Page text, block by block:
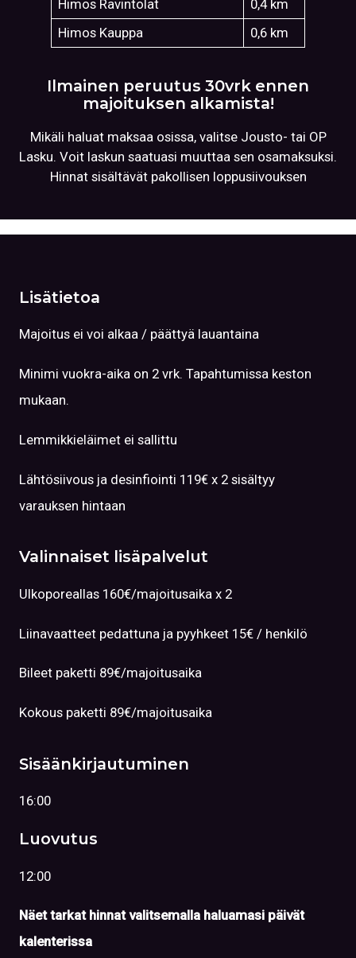
Himos Ravintolat
0,4 km
Himos Kauppa
0,6 km
Ilmainen peruutus 30vrk ennen
majoituksen alkamista!
Mikäli haluat maksaa osissa, valitse Jousto- tai OP
Lasku. Voit laskun saatuasi muuttaa sen osamaksuksi.
Hinnat sisältävät pakollisen loppusiivouksen
Lisätietoa
Majoitus ei voi alkaa / päättyä lauantaina
Minimi vuokra-aika on 2 vrk. Tapahtumissa keston
mukaan.
Lemmikkieläimet ei sallittu
Lähtösiivous ja desinfiointi 119€ x 2 sisältyy
varauksen hintaan
Valinnaiset lisäpalvelut
Ulkoporeallas 160€/majoitusaika x 2
Liinavaatteet pedattuna ja pyyhkeet 15€ / henkilö
Bileet paketti 89€/majoitusaika
Kokous paketti 89€/majoitusaika
Sisäänkirjautuminen
16:00
Luovutus
12:00
Näet tarkat hinnat valitsemalla haluamasi päivät
kalenterissa